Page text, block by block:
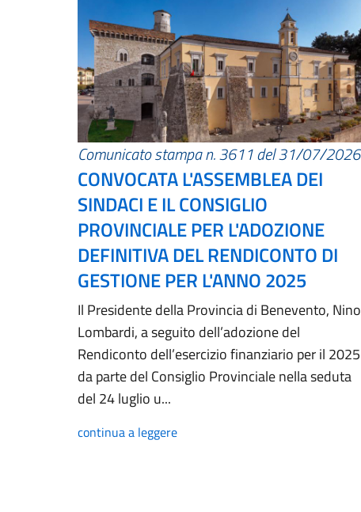
Comunicato stampa n. 3611 del 31/07/2026
CONVOCATA L'ASSEMBLEA DEI
SINDACI E IL CONSIGLIO
PROVINCIALE PER L'ADOZIONE
DEFINITIVA DEL RENDICONTO DI
GESTIONE PER L'ANNO 2025
Il Presidente della Provincia di Benevento, Nino
Lombardi, a seguito dell’adozione del
Rendiconto dell’esercizio finanziario per il 2025
da parte del Consiglio Provinciale nella seduta
del 24 luglio u...
continua a leggere